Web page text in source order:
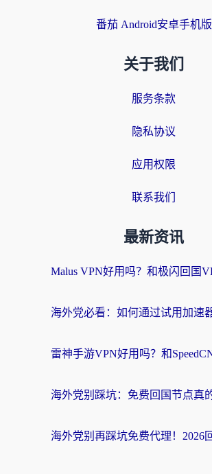
番茄 Android安卓手机版
关于我们
服务条款
隐私协议
应用权限
联系我们
最新资讯